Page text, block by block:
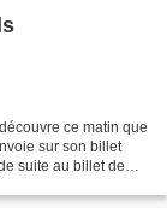
ce matin que
sur son billet
suite au billet de